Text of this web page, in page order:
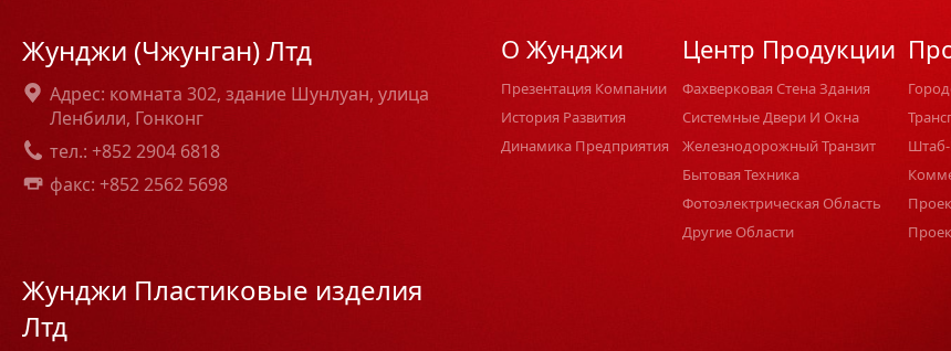
Жунджи (Чжунган) Лтд
Адрес: комната 302, здание Шунлуан, улица
Ленбили, Гонконг
тел.: +852 2904 6818
факс: +852 2562 5698
Жунджи Пластиковые изделия
Лтд
О Жунджи
Презентация Компании
История Развития
Динамика Предприятия
Центр Продукции
Фахверковая Стена Здания
Системные Двери И Окна
Железнодорожный Транзит
Бытовая Техника
Фотоэлектрическая Область
Другие Области